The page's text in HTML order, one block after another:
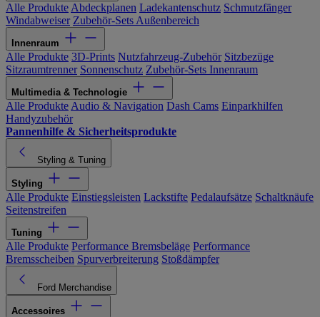
Alle Produkte Abdeckplanen Ladekantenschutz Schmutzfänger
Windabweiser Zubehör-Sets Außenbereich
Innenraum
Alle Produkte 3D-Prints Nutzfahrzeug-Zubehör Sitzbezüge
Sitzraumtrenner Sonnenschutz Zubehör-Sets Innenraum
Multimedia & Technologie
Alle Produkte Audio & Navigation Dash Cams Einparkhilfen
Handyzubehör
Pannenhilfe & Sicherheitsprodukte
Styling & Tuning
Styling
Alle Produkte Einstiegsleisten Lackstifte Pedalaufsätze Schaltknäufe
Seitenstreifen
Tuning
Alle Produkte Performance Bremsbeläge Performance
Bremsscheiben Spurverbreiterung Stoßdämpfer
Ford Merchandise
Accessoires